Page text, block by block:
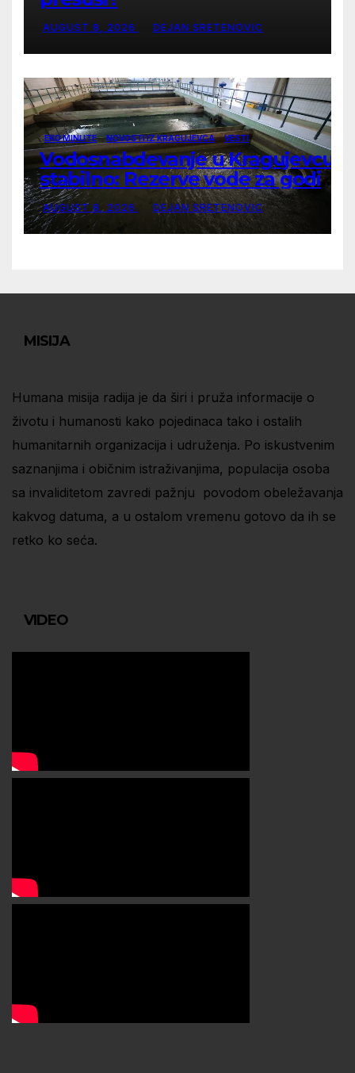
AUGUST 8, 2026 DEJAN SRETENOVIC
EKO MINUTE NOVOSTI IZ KRAGUJEVCA VESTI
Vodosnabdevanje u Kragujevcu
stabilno: Rezerve vode za godinu
dana
AUGUST 8, 2026 DEJAN SRETENOVIC
MISIJA
Humana misija radija je da širi i pruža informacije o
životu i humanosti kako pojedinaca tako i ostalih
humanitarnih organizacija i udruženja. Po iskustvenim
saznanjima i običnim istraživanjima, populacija osoba
sa invaliditetom zavredi pažnju povodom obeležavanja
kakvog datuma, a u ostalom vremenu gotovo da ih se
retko ko seća.
VIDEO